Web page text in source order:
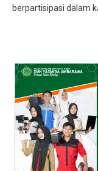
berpartisipasi dalam